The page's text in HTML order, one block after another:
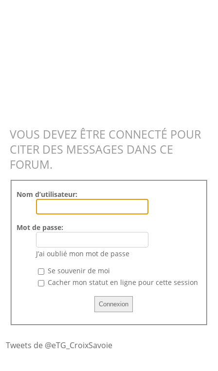
VOUS DEVEZ ÊTRE CONNECTÉ POUR
CITER DES MESSAGES DANS CE
FORUM.
Nom d’utilisateur:
Mot de passe:
J’ai oublié mon mot de passe
Se souvenir de moi
Cacher mon statut en ligne pour cette session
Tweets de @eTG_CroixSavoie